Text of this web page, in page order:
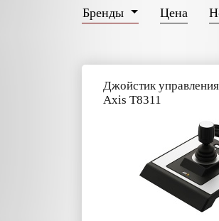
Бренды Цена
Джойстик
Axis T8311